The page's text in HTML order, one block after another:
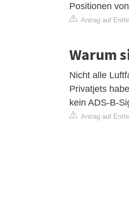
Positionen
Antrag auf
Warum
Nicht alle
Privatjets
kein ADS-B-
Antrag auf